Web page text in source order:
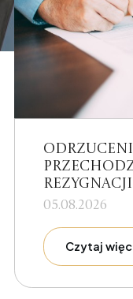
rezygnacji
05.08.2026
Czytaj